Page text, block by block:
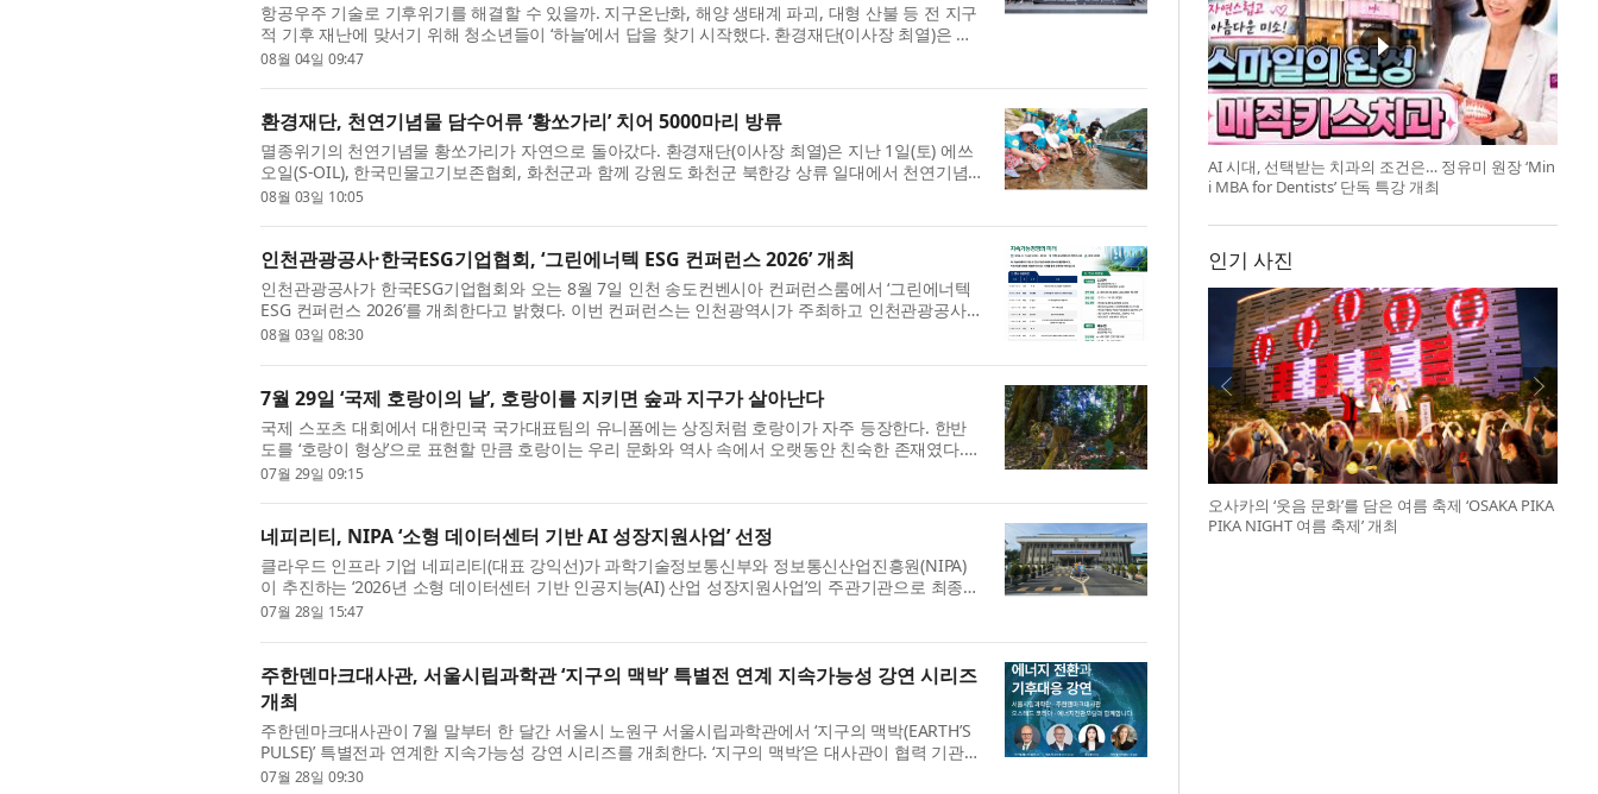
항공우주 기술로 기후위기를 해결할 수 있을까. 지구온난화, 해양 생태계 파괴, 대형 산불 등 전 지구
적 기후 재난에 맞서기 위해 청소년들이 ‘하늘’에서 답을 찾기 시작했다. 환경재단(이사장 최열)은 지
난 7월 27일부터 29일까지 도봉숲속마을에서 진행한 ‘2026 기...
08월 04일 09:47
환경재단, 천연기념물 담수어류 ‘황쏘가리’ 치어 5000마리 방류
멸종위기의 천연기념물 황쏘가리가 자연으로 돌아갔다. 환경재단(이사장 최열)은 지난 1일(토) 에쓰
오일(S-OIL), 한국민물고기보존협회, 화천군과 함께 강원도 화천군 북한강 상류 일대에서 천연기념
물 ‘한강의 황쏘가리’ 복원을 위한 치어 방류 활동을 성공적으로 ...
08월 03일 10:05
인천관광공사·한국ESG기업협회, ‘그린에너텍 ESG 컨퍼런스 2026’ 개최
인천관광공사가 한국ESG기업협회와 오는 8월 7일 인천 송도컨벤시아 컨퍼런스룸에서 ‘그린에너텍
ESG 컨퍼런스 2026’를 개최한다고 밝혔다. 이번 컨퍼런스는 인천광역시가 주최하고 인천관광공사
와 한국ESG기업협회가 공동 주관하는 국내 대표 탄소중립·신재생에너지...
08월 03일 08:30
7월 29일 ‘국제 호랑이의 날’, 호랑이를 지키면 숲과 지구가 살아난다
국제 스포츠 대회에서 대한민국 국가대표팀의 유니폼에는 상징처럼 호랑이가 자주 등장한다. 한반
도를 ‘호랑이 형상’으로 표현할 만큼 호랑이는 우리 문화와 역사 속에서 오랫동안 친숙한 존재였다.
설화와 민담 속에서는 용맹함과 지혜를 상징하는 동물로 등장했고,...
07월 29일 09:15
네피리티, NIPA ‘소형 데이터센터 기반 AI 성장지원사업’ 선정
클라우드 인프라 기업 네피리티(대표 강익선)가 과학기술정보통신부와 정보통신산업진흥원(NIPA)
이 추진하는 ‘2026년 소형 데이터센터 기반 인공지능(AI) 산업 성장지원사업’의 주관기관으로 최종
선정됐다고 밝혔다. 전국 10개 과제가 경합한 이번 공모에서 네피리...
07월 28일 15:47
주한덴마크대사관, 서울시립과학관 ‘지구의 맥박’ 특별전 연계 지속가능성 강연 시리즈
개최
주한덴마크대사관이 7월 말부터 한 달간 서울시 노원구 서울시립과학관에서 ‘지구의 맥박(EARTH’S
PULSE)’ 특별전과 연계한 지속가능성 강연 시리즈를 개최한다. ‘지구의 맥박’은 대사관이 협력 기관으
로 참여한 전시로, 대사관은 이번 연계 강연 시리즈를 통해 전시...
07월 28일 09:30
AI 시대, 선택받는 치과의 조건은… 정유미 원장 ‘Min
i MBA for Dentists’ 단독 특강 개최
인기 사진
오사카의 ‘웃음 문화’를 담은 여름 축제 ‘OSAKA PIKA
PIKA NIGHT 여름 축제’ 개최